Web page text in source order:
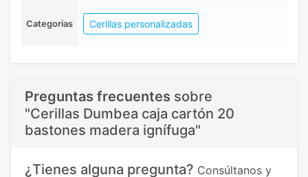
Categorias Cerillas personalizadas
Preguntas frecuentes sobre
"Cerillas Dumbea caja cartón 20
bastones madera ignífuga"
¿Tienes alguna pregunta? Consúltanos y